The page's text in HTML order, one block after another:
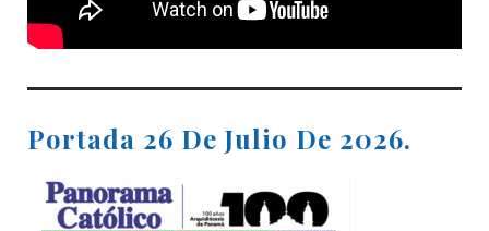
Portada 26 De Julio De 2026.